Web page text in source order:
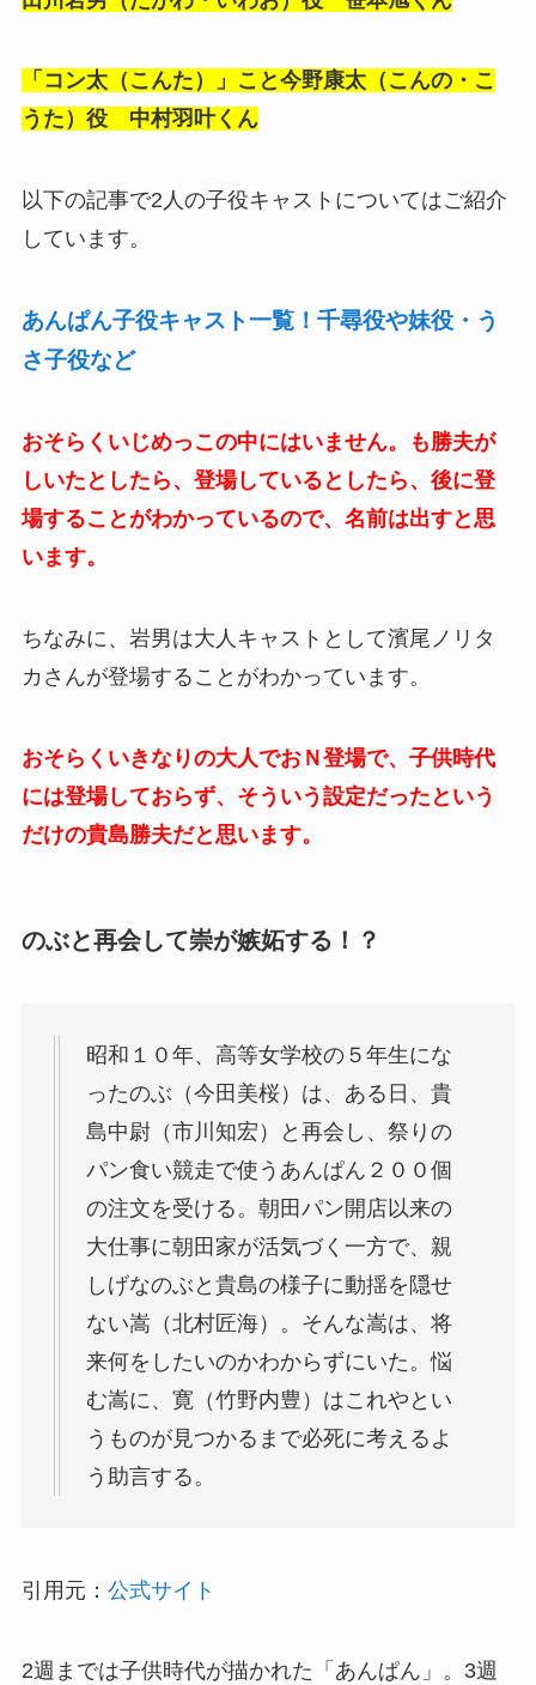
「コン太（こんた）」こと今野康太（こんの・こ
うた）役 中村羽叶くん
以下の記事で2人の子役キャストについてはご紹介
しています。
あんぱん子役キャスト一覧！千尋役や妹役・う
さ子役など
おそらくいじめっこの中にはいません。も勝夫が
しいたとしたら、登場しているとしたら、後に登
場することがわかっているので、名前は出すと思
います。
ちなみに、岩男は大人キャストとして濱尾ノリタ
カさんが登場することがわかっています。
おそらくいきなりの大人でおＮ登場で、子供時代
には登場しておらず、そういう設定だったという
だけの貴島勝夫だと思います。
のぶと再会して崇が嫉妬する！？
昭和１０年、高等女学校の５年生にな
ったのぶ（今田美桜）は、ある日、貴
島中尉（市川知宏 ）と再会し、祭りの
パン食い競走で使うあんぱん２００個
の注文を受ける。朝田パン開店以来の
大仕事に朝田家が活気づく一方で、親
しげなのぶと貴島の様子に動揺を隠せ
ない嵩（北村匠海）。そんな嵩は、将
来何をしたいのかわからずにいた。悩
む嵩に、寛（竹野内豊 ）はこれやとい
うものが見つかるまで必死に考えるよ
う助言する。
引用元： 公式サイト
2週までは子供時代が描かれた「あんぱん」。3週